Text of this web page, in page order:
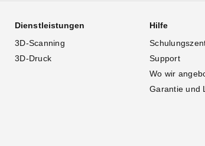
Dienstleistungen
3D-Scanning
3D-Druck
Hilfe
Support
Wo wir
Garantie und